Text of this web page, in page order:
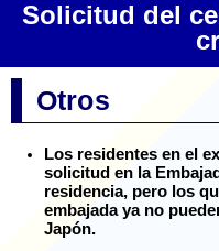
Solicitud del
Otros
Los residentes en el
solicitud en la
residencia, pero los
embajada ya no
Japón.